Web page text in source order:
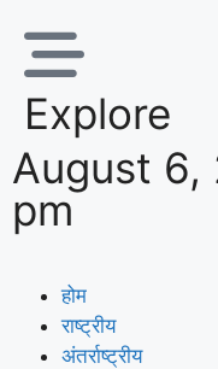
Explore
August 6,
pm
होम
राष्ट्रीय
अंतर्राष्ट्रीय